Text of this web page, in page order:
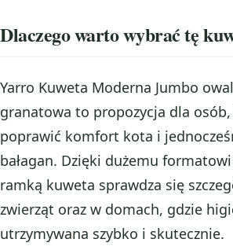
Dlaczego warto wybrać tę
Yarro Kuweta Moderna Jumbo
granatowa to propozycja dla
poprawić komfort kota i
bałagan. Dzięki dużemu
ramką kuweta sprawdza się
zwierząt oraz w domach, gdzie
utrzymywana szybko i skutecznie.